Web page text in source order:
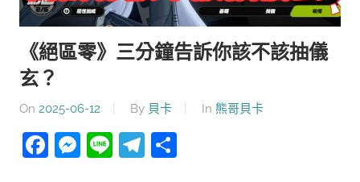
《絕區零》三分鐘告訴你該不該抽儀
玄？
On 2025-06-12 By 貝卡 In 熊哥貝卡
Facebook
Messenger
LineTelegram